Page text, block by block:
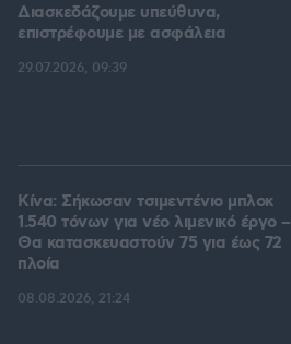
Διασκεδάζουμε υπεύθυνα,
επιστρέφουμε με ασφάλεια
29.07.2026, 09:39
Κίνα: Σήκωσαν τσιμεντένιο μπλοκ
1.540 τόνων για νέο λιμενικό έργο –
Θα κατασκευαστούν 75 για έως 72
πλοία
08.08.2026, 21:24